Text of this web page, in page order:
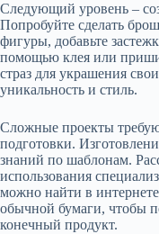
Следующий уровень –
Попробуйте сделать
фигуры, добавьте
помощью клея или
страз для украшения
уникальность и стиль.
Сложные проекты
подготовки.
знаний по шаблонам.
использования
можно найти в
обычной бумаги, чтобы
конечный продукт.